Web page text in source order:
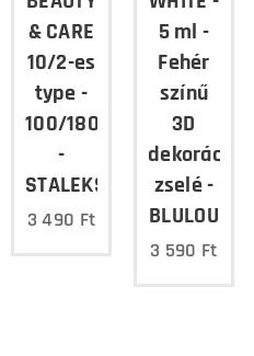
& CARE
10/2-es
type -
100/180
-
STALEKS
3 490 Ft
5 ml -
Fehér
színű
3D
dekorációs
zselé -
BLULOU
3 590 Ft